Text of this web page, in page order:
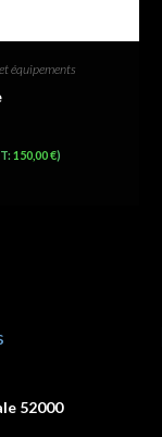
équipements
150,00€)
52000